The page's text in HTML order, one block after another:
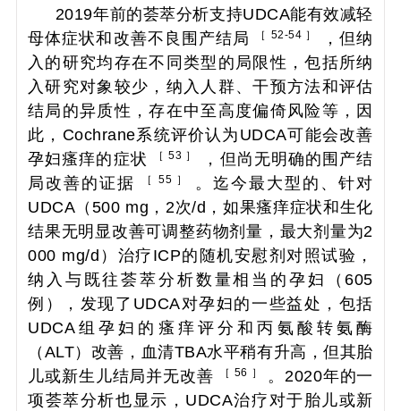
2019年前的荟萃分析支持UDCA能有效减轻
母体症状和改善不良围产结局
［ 52-54 ］
，但纳
入的研究均存在不同类型的局限性，包括所纳
入研究对象较少，纳入人群、干预方法和评估
结局的异质性，存在中至高度偏倚风险等，因
此，Cochrane系统评价认为UDCA可能会改善
孕妇瘙痒的症状
［ 53 ］
，但尚无明确的围产结
局改善的证据
［ 55 ］
。迄今最大型的、针对
UDCA（500 mg，2次/d，如果瘙痒症状和生化
结果无明显改善可调整药物剂量，最大剂量为2
000 mg/d）治疗ICP的随机安慰剂对照试验，
纳入与既往荟萃分析数量相当的孕妇（605
例），发现了UDCA对孕妇的一些益处，包括
UDCA组孕妇的瘙痒评分和丙氨酸转氨酶
（ALT）改善，血清TBA水平稍有升高，但其胎
儿或新生儿结局并无改善
［ 56 ］
。2020年的一
项荟萃分析也显示，UDCA治疗对于胎儿或新